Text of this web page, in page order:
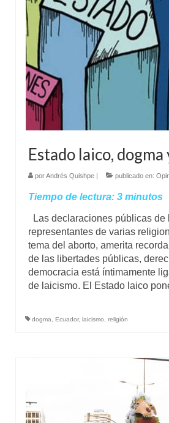
Estado laico, dogma
porAndrés Quishpe | publicado en:
Tiempo de lectura: 3 minutos
Las declaraciones públicas de
representantes de varias
tema del aborto, amerita
de las libertades públicas,
democracia está íntimamente
de laicismo. El Estado laico
dogma Ecuador, laicismo religión